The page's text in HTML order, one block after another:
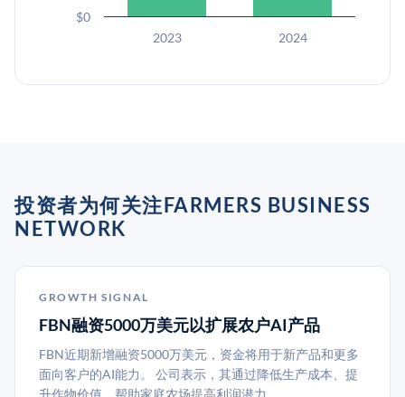
2023 2024
$0
投资者为何关注FARMERS BUSINESS
NETWORK
GROWTH SIGNAL
FBN融资5000万美元以扩展农户AI产品
FBN近期新增融资5000万美元，资金将用于新产品和更多
面向客户的AI能力。 公司表示，其通过降低生产成本、提
升作物价值，帮助家庭农场提高利润潜力。